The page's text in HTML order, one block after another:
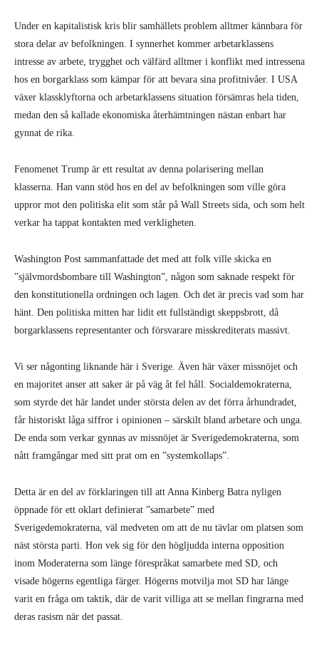
Under en kapitalistisk kris blir samhällets problem alltmer kännbara för
stora delar av befolkningen. I synnerhet kommer arbetarklassens
intresse av arbete, trygghet och välfärd alltmer i konflikt med intressena
hos en borgarklass som kämpar för att bevara sina profitnivåer. I USA
växer klassklyftorna och arbetarklassens situation försämras hela tiden,
medan den så kallade ekonomiska återhämtningen nästan enbart har
gynnat de rika.
Fenomenet Trump är ett resultat av denna polarisering mellan
klasserna. Han vann stöd hos en del av befolkningen som ville göra
uppror mot den politiska elit som står på Wall Streets sida, och som helt
verkar ha tappat kontakten med verkligheten.
Washington Post sammanfattade det med att folk ville skicka en
”självmordsbombare till Washington”, någon som saknade respekt för
den konstitutionella ordningen och lagen. Och det är precis vad som har
hänt. Den politiska mitten har lidit ett fullständigt skeppsbrott, då
borgarklassens representanter och försvarare misskrediterats massivt.
Vi ser någonting liknande här i Sverige. Även här växer missnöjet och
en majoritet anser att saker är på väg åt fel håll. Socialdemokraterna,
som styrde det här landet under största delen av det förra århundradet,
får historiskt låga siffror i opinionen – särskilt bland arbetare och unga.
De enda som verkar gynnas av missnöjet är Sverigedemokraterna, som
nått framgångar med sitt prat om en ”systemkollaps”.
Detta är en del av förklaringen till att Anna Kinberg Batra nyligen
öppnade för ett oklart definierat ”samarbete” med
Sverigedemokraterna, väl medveten om att de nu tävlar om platsen som
näst största parti. Hon vek sig för den högljudda interna opposition
inom Moderaterna som länge förespråkat samarbete med SD, och
visade högerns egentliga färger. Högerns motvilja mot SD har länge
varit en fråga om taktik, där de varit villiga att se mellan fingrarna med
deras rasism när det passat.